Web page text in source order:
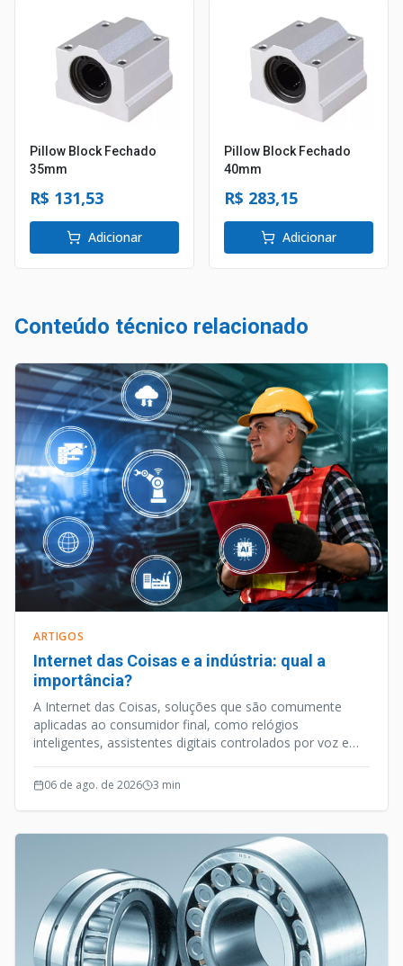
Pillow Block Fechado
35mm
R$ 131,53
Adicionar
Pillow Block Fechado
40mm
R$ 283,15
Adicionar
Conteúdo técnico relacionado
ARTIGOS
Internet das Coisas e a indústria: qual a
importância?
A Internet das Coisas, soluções que são comumente
aplicadas ao consumidor final, como relógios
inteligentes, assistentes digitais controlados por voz e
vertente tecnológica que caminhou a passos largos nos
últimos anos.
06 de ago. de 2026 3 min